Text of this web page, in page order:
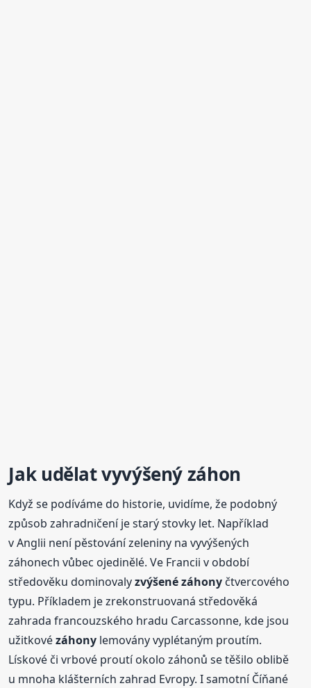
Jak udělat vyvýšený záhon
Když se podíváme do historie, uvidíme, že podobný
způsob zahradničení je starý stovky let. Například
v Anglii není pěstování zeleniny na vyvýšených
záhonech vůbec ojedinělé. Ve Francii v období
středověku dominovalyzvýšené záhony čtvercového
typu. Příkladem je zrekonstruovaná středověká
zahrada francouzského hradu Carcassonne, kde jsou
užitkovézáhony lemovány vyplétaným proutím.
Lískové či vrbové proutí okolo záhonů se těšilo oblibě
u mnoha klášterních zahrad Evropy. I samotní Číňané